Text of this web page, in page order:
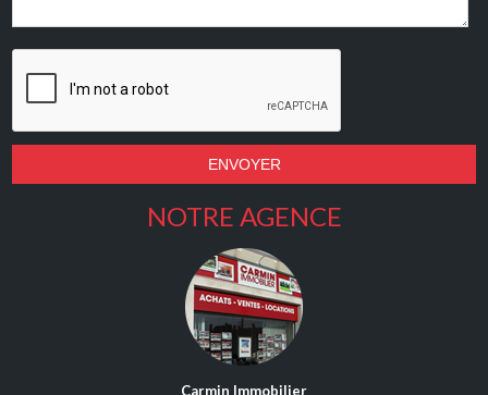
NOTRE AGENCE
Carmin Immobilier